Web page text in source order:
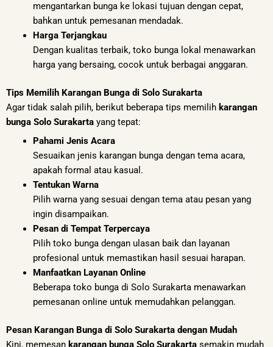
mengantarkan bunga ke lokasi tujuan dengan cepat,
bahkan untuk pemesanan mendadak.
Harga Terjangkau
Dengan kualitas terbaik, toko bunga lokal menawarkan
harga yang bersaing, cocok untuk berbagai anggaran.
Tips Memilih Karangan Bunga di Solo Surakarta
Agar tidak salah pilih, berikut beberapa tips memilih karangan
bunga Solo Surakarta yang tepat:
Pahami Jenis Acara
Sesuaikan jenis karangan bunga dengan tema acara,
apakah formal atau kasual.
Tentukan Warna
Pilih warna yang sesuai dengan tema atau pesan yang
ingin disampaikan.
Pesan di Tempat Terpercaya
Pilih toko bunga dengan ulasan baik dan layanan
profesional untuk memastikan hasil sesuai harapan.
Manfaatkan Layanan Online
Beberapa toko bunga di Solo Surakarta menawarkan
pemesanan online untuk memudahkan pelanggan.
Pesan Karangan Bunga di Solo Surakarta dengan Mudah
Kini, memesan karangan bunga Solo Surakarta semakin mudah